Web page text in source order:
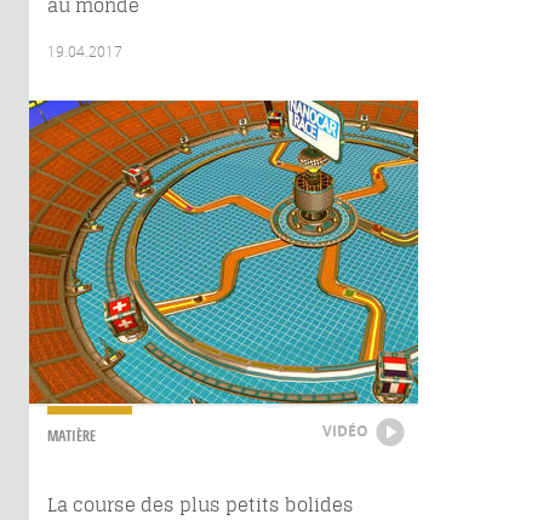
au monde
19.04.2017
MATIÈRE VIDÉO
La course des plus petits bolides